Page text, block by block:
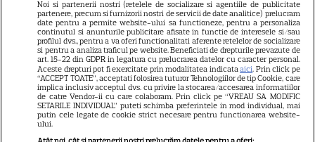
apare filmul pe SkyShowtime
9
PRIME VIDEO
Jamie Campbell Bower, starul
din „Stranger Things”, intră în
universul „Stăpânul Inelelor”.
Ce rol legendar va interpreta în
sezonul 3
Noi si partenerii nostri (retelele de socializare si agentiile de publicitate
partenere, precum si furnizorii nostri de servicii de date analitice) prelucram
date pentru a permite website-ului sa functioneze, pentru a personaliza
continutul si anunturile publicitare afisate in functie de interesele si/sau
profilul dvs., pentru a va oferi functionalitati aferente retelelor de socializare
si pentru a analiza traficul pe website. Beneficiati de drepturile prevazute de
art. 15-22 din GDPR in legatura cu prelucrarea datelor cu caracter personal.
Aceste drepturi pot fi exercitate prin modalitatea indicataaici. Prin click pe
“ACCEPT TOATE”, acceptati folosirea tuturor Tehnologiilor de tip Cookie, care
implica inclusiv acceptul dvs. cu privire la stocarea/accesarea informatiilor
de catre Vendor-ii cu care colaboram. Prin click pe “VREAU SA MODIFIC
SETARILE INDIVIDUAL” puteti schimba preferintele in mod individual, mai
putin cele legate de cookie strict necesare pentru functionarea website-
ului.